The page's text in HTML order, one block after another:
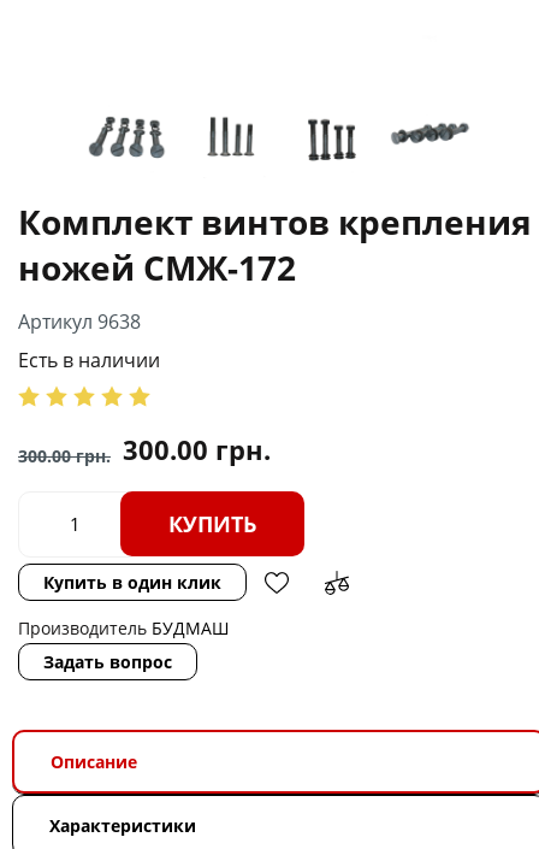
Комплект винтов крепления
ножей СМЖ-172
Артикул 9638
Есть в наличии
300.00грн. 300.00 грн.
КУПИТЬ
Купить в один клик
Производитель БУДМАШ
Задать вопрос
Описание
Характеристики